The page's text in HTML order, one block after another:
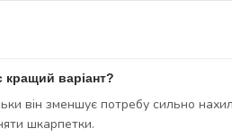
варіант?
він зменшує потребу сильно
шкарпетки.